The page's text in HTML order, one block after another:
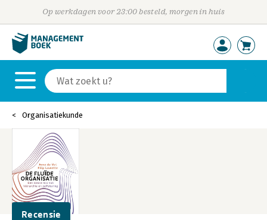
Op werkdagen voor 23:00 besteld, morgen in huis
Organisatiekunde
Recensie